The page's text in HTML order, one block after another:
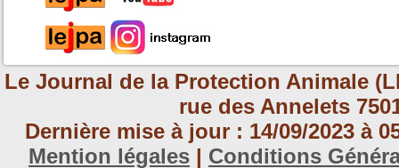
Le Journal de la Protection Animale
rue des Annelets
Dernière mise à jour : 14/09/2023 à
Mention légales | Conditions